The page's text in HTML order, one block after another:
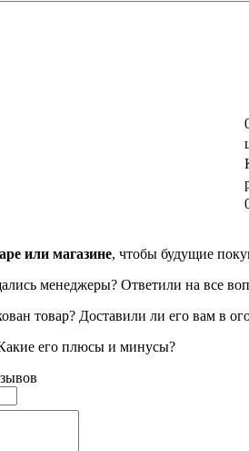
или магазине, чтобы будущие
менеджеры? Ответили на все
товар? Доставили ли его вам в
его плюсы и минусы?